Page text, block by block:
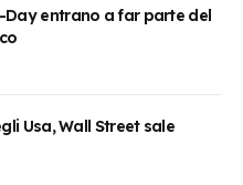
Day entrano a far parte del
Usa, Wall Street sale